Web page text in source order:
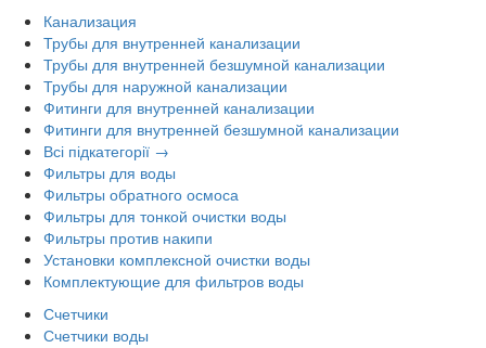
Канализация
Трубы для внутренней канализации
Трубы для внутренней безшумной канализации
Трубы для наружной канализации
Фитинги для внутренней канализации
Фитинги для внутренней безшумной канализации
Всі підкатегорії →
Фильтры для воды
Фильтры обратного осмоса
Фильтры для тонкой очистки воды
Фильтры против накипи
Установки комплексной очистки воды
Комплектующие для фильтров воды
Счетчики
Счетчики воды